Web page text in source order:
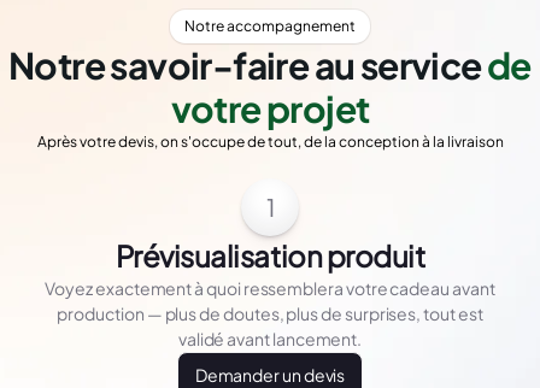
Notre accompagnement
Notre savoir-faire au servicede
votre projet
Après votre devis, on s'occupe de tout, de la conception à la livraison
1
Prévisualisation produit
Voyez exactement à quoi ressemblera votre cadeau avant
production — plus de doutes, plus de surprises, tout est
validé avant lancement.
Demander un devis